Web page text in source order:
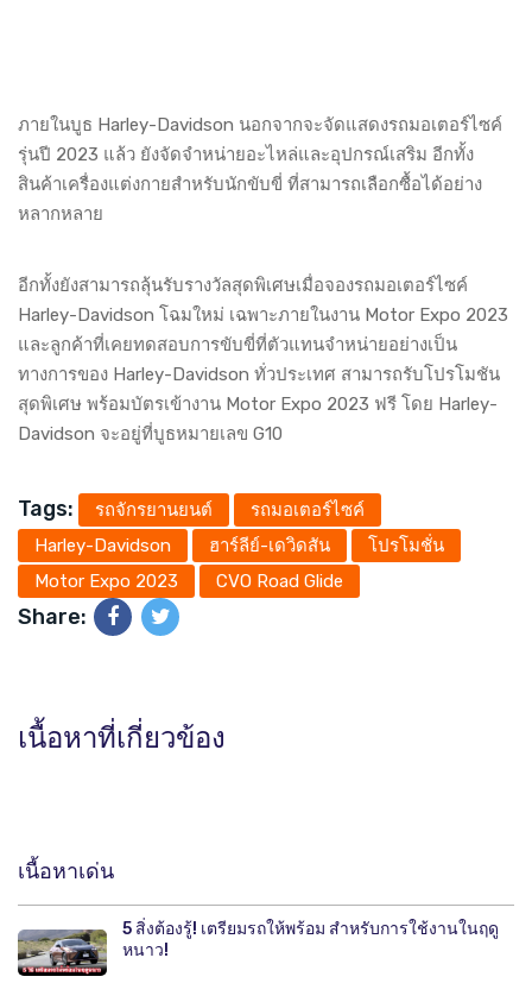
ภายในบูธ Harley-Davidson นอกจากจะจัดแสดงรถมอเตอร์ไซค์
รุ่นปี 2023 แล้ว ยังจัดจำหน่ายอะไหล่และอุปกรณ์เสริม อีกทั้ง
สินค้าเครื่องแต่งกายสำหรับนักขับขี่ ที่สามารถเลือกซื้อได้อย่าง
หลากหลาย
อีกทั้งยังสามารถลุ้นรับรางวัลสุดพิเศษเมื่อจองรถมอเตอร์ไซค์
Harley-Davidson โฉมใหม่ เฉพาะภายในงาน Motor Expo 2023
และลูกค้าที่เคยทดสอบการขับขี่ที่ตัวแทนจำหน่ายอย่างเป็น
ทางการของ Harley-Davidson ทั่วประเทศ สามารถรับโปรโมชัน
สุดพิเศษ พร้อมบัตรเข้างาน Motor Expo 2023 ฟรี โดย Harley-
Davidson จะอยู่ที่บูธหมายเลข G10
Tags: รถจักรยานยนต์
รถมอเตอร์ไซค์
Harley-Davidson
ฮาร์ลีย์-เดวิดสัน
โปรโมชั่น
Motor Expo 2023
CVO Road Glide
Share:
เนื้อหาที่เกี่ยวข้อง
เนื้อหาเด่น
5 สิ่งต้องรู้! เตรียมรถให้พร้อม สำหรับการใช้งานในฤดู
หนาว!